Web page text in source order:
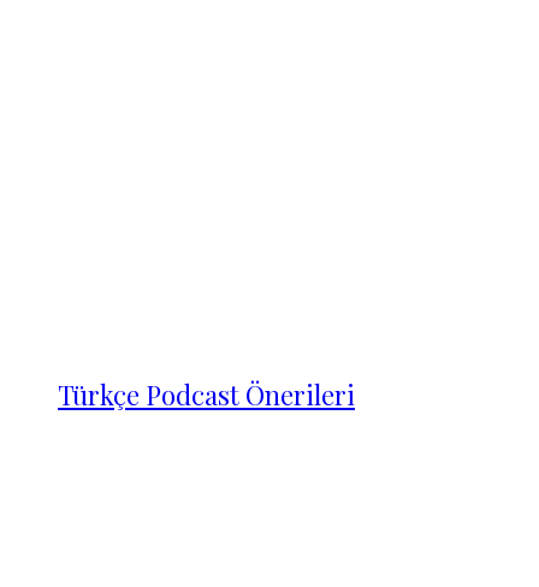
Türkçe Podcast Önerileri